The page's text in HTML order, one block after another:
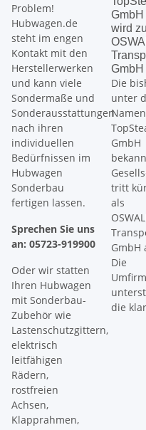
Problem!
Hubwagen.de
steht im engen
Kontakt mit den
Herstellerwerken
und kann viele
Sondermaße und
Sonderausstattungen
nach ihren
individuellen
Bedürfnissen im
Hubwagen
Sonderbau
fertigen lassen.
Sprechen Sie uns
an: 05723-919900
Oder wir statten
Ihren Hubwagen
mit Sonderbau-
Zubehör wie
Lastenschutzgittern,
elektrisch
leitfähigen
Rädern,
rostfreien
Achsen,
Klapprahmen,
GmbH
wird zu
GmbH
Die
unter
Namen
GmbH
tritt
als
GmbH
Die
die